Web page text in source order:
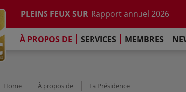
PLEINS FEUX SUR Rapport annuel 2026
L'Engagement de Paris
Rapport sur les
Etude sur l'impact de l'IA
TikTok
À PROPOS DE SERVICES MEMBRES
Home À propos de La Présidence